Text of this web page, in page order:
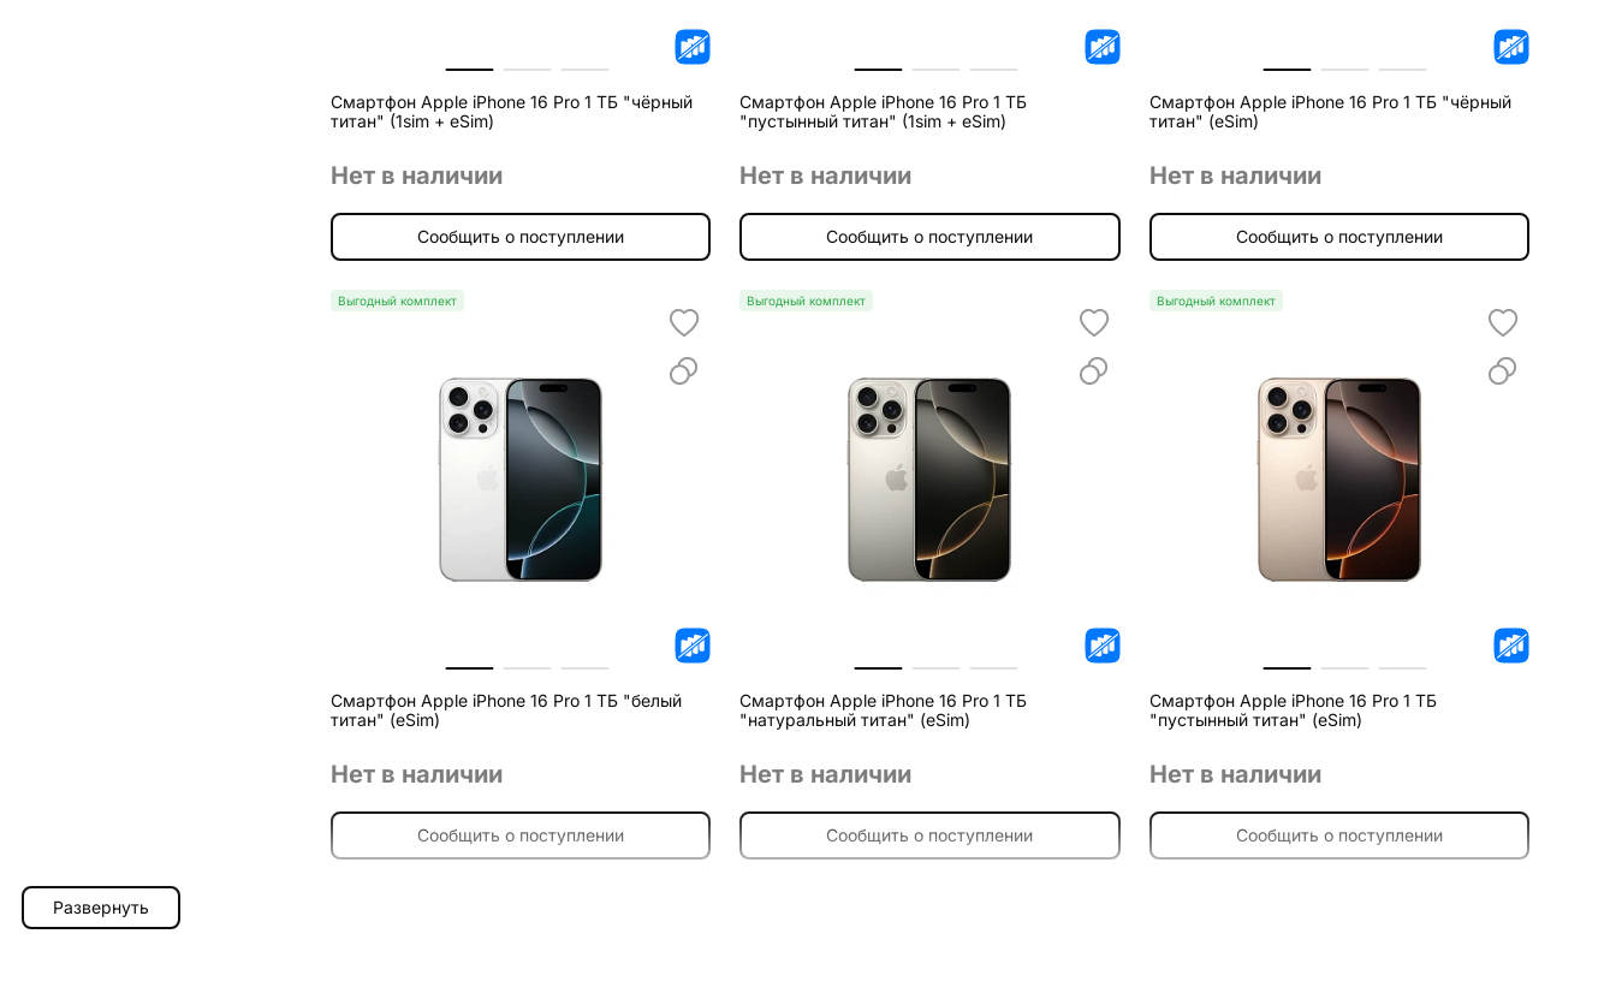
Смартфон Apple iPhone 16 Pro 1 ТБ "чёрный
титан" (1sim + eSim)
Нет в наличии
Сообщить о поступлении
Смартфон Apple iPhone 16 Pro 1 ТБ
"пустынный титан" (1sim + eSim)
Нет в наличии
Сообщить о поступлении
Смартфон Apple iPhone 16 Pro 1 ТБ "чёрный
титан" (eSim)
Нет в наличии
Сообщить о поступлении
Выгодный комплект
Смартфон Apple iPhone 16 Pro 1 ТБ "белый
титан" (eSim)
Нет в наличии
Сообщить о поступлении
Выгодный комплект
Смартфон Apple iPhone 16 Pro 1 ТБ
"натуральный титан" (eSim)
Нет в наличии
Сообщить о поступлении
Выгодный комплект
Смартфон Apple iPhone 16 Pro 1 ТБ
"пустынный титан" (eSim)
Нет в наличии
Сообщить о поступлении
Развернуть